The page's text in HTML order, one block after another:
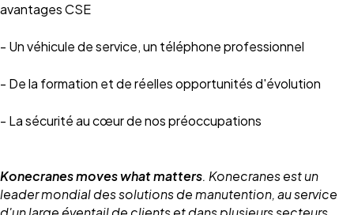
avantages CSE
- Un véhicule de service, un téléphone professionnel
- De la formation et de réelles opportunités d'évolution
- La sécurité au cœur de nos préoccupations
Konecranes moves what matters. Konecranes est un
leader mondial des solutions de manutention, au service